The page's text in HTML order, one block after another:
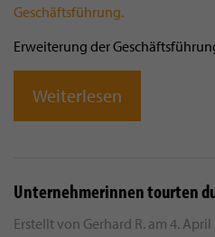
Erweiterung der
Weiterlesen
Unternehmerinnen tourten
Erstellt von Gerhard R. am 4. April